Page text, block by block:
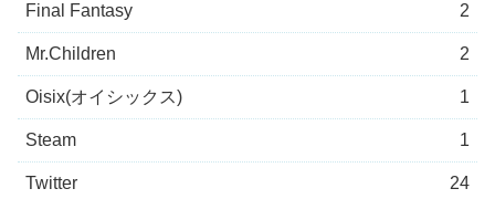
Final Fantasy 2
Mr.Children 2
Oisix(オイシックス) 1
Steam 1
Twitter 24